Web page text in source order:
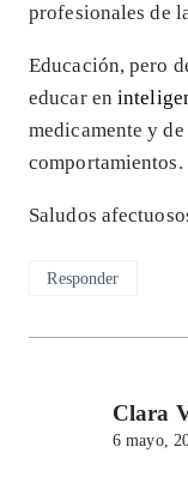
profesionales de
Educación, pero
educar en
medicamente y
comportamientos.
Saludos
Responder
Clara
6 mayo,